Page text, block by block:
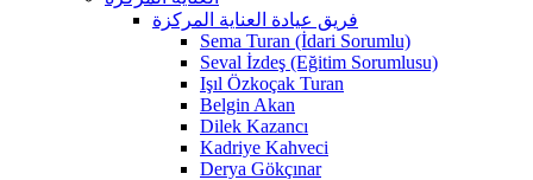
فريق عيادة العناية المركزة
Sema Turan (İdari Sorumlu)
Seval İzdeş (Eğitim Sorumlusu)
Işıl Özkoçak Turan
Belgin Akan
Dilek Kazancı
Kadriye Kahveci
Derya Gökçınar